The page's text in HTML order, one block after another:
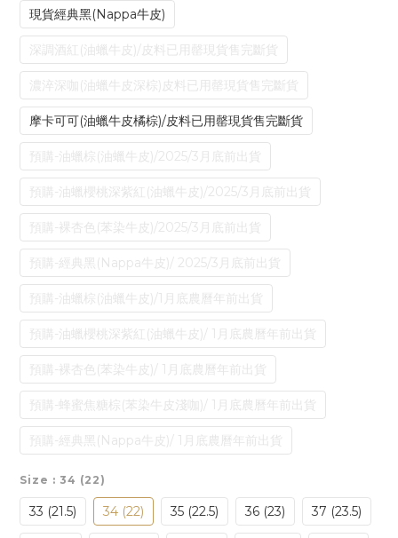
現貨經典黑(Nappa牛皮)
深調酒紅(油蠟牛皮)/皮料已用罄現貨售完斷貨
濃淬深咖(油蠟牛皮深棕)皮料已用罄現貨售完斷貨
摩卡可可(油蠟牛皮橘棕)/皮料已用罄現貨售完斷貨
預購-油蠟棕(油蠟牛皮)/2025/3月底前出貨
預購-油蠟櫻桃深紫紅(油蠟牛皮)/2025/3月底前出貨
預購-裸杏色(苯染牛皮)/2025/3月底前出貨
預購-經典黑(Nappa牛皮)/ 2025/3月底前出貨
預購-油蠟棕(油蠟牛皮)/1月底農曆年前出貨
預購-油蠟櫻桃深紫紅(油蠟牛皮)/ 1月底農曆年前出貨
預購-裸杏色(苯染牛皮)/ 1月底農曆年前出貨
預購-蜂蜜焦糖棕(苯染牛皮淺咖)/ 1月底農曆年前出貨
預購-經典黑(Nappa牛皮)/ 1月底農曆年前出貨
Size : 34 (22)
33 (21.5) 34 (22) 35 (22.5) 36 (23) 37 (23.5)